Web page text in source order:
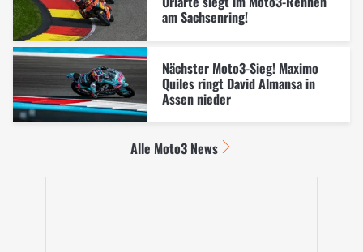
am Sachsenring!
Nächster Moto3-Sieg! Maximo
Quiles ringt David Almansa in
Assen nieder
Alle Moto3 News